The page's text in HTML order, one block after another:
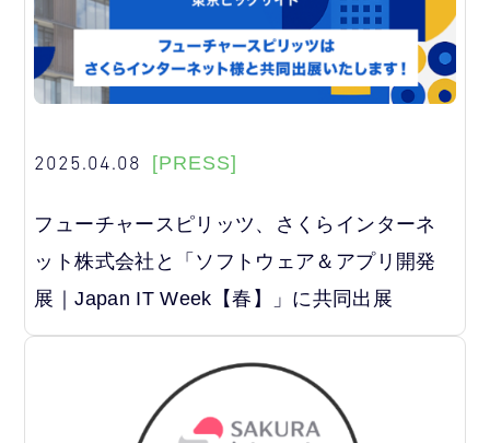
2025.04.08 [PRESS]
フューチャースピリッツ、さくらインターネ
ット株式会社と「ソフトウェア＆アプリ開発
展｜Japan IT Week【春】」に共同出展